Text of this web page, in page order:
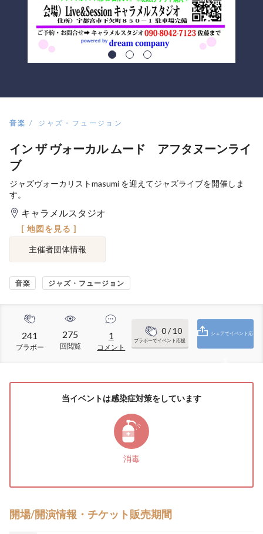
音楽 ジャズ・フュージョン
イン ザ ヴォーカル ムード アフタヌーンライ
ブ
ジャズヴォーカリストmasumi を迎えてジャズライブを開催しま
す。
キャラメルスタジオ
[ 地図を見る ]
主催者団体情報
音楽 ジャズ・フュージョン
241
ブラボー
275
回閲覧
1
コメント
0/ 10
ブラボーでイベント応援
シェアでイベント応
当イベントは感染症対策をしています
消毒
開場/開演情報・チケット販売期間